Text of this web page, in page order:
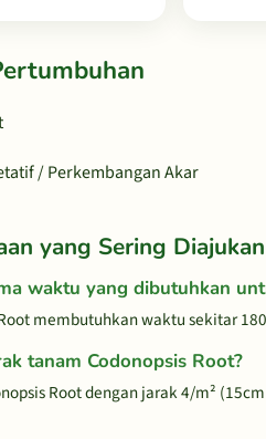
/ Perkembangan Akar
yang Sering Diajukan
waktu yang dibutuhkan
membutuhkan waktu sekitar
tanam Codonopsis Root?
Root dengan jarak 4/m²